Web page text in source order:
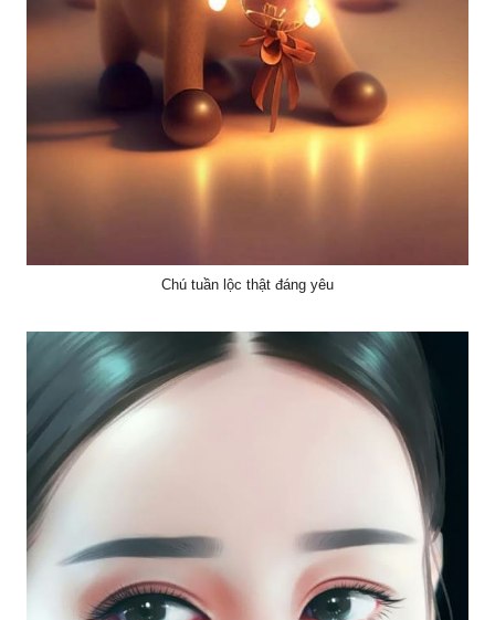
Chú tuần lộc thật đáng yêu